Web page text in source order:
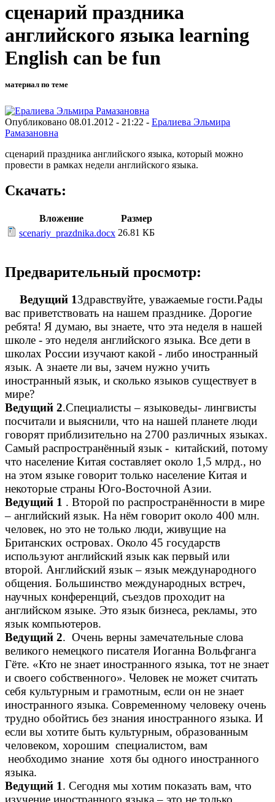
сценарий праздника
английского языка learning
English can be fun
материал по теме
Опубликовано 08.01.2012 - 21:22 - Ералиева Эльмира
Рамазановна
сценарий праздника английского языка, который можно
провести в рамках недели английского языка.
Скачать:
Вложение
Размер
scenariy_prazdnika.docx 26.81 КБ
Предварительный просмотр:
Ведущий 1Здравствуйте, уважаемые гости.Рады
вас приветствовать на нашем празднике. Дорогие
ребята! Я думаю, вы знаете, что эта неделя в нашей
школе - это неделя английского языка. Все дети в
школах России изучают какой - либо иностранный
язык. А знаете ли вы, зачем нужно учить
иностранный язык, и сколько языков существует в
мире?
Ведущий 2.Специалисты – языковеды- лингвисты
посчитали и выяснили, что на нашей планете люди
говорят приблизительно на 2700 различных языках.
Самый распространённый язык - китайский, потому
что население Китая составляет около 1,5 млрд., но
на этом языке говорит только население Китая и
некоторые страны Юго-Восточной Азии.
Ведущий 1 . Второй по распространённости в мире
– английский язык. На нём говорит около 400 млн.
человек, но это не только люди, живущие на
Британских островах. Около 45 государств
используют английский язык как первый или
второй. Английский язык – язык международного
общения. Большинство международных встреч,
научных конференций, съездов проходит на
английском языке. Это язык бизнеса, рекламы, это
язык компьютеров.
Ведущий 2. Очень верны замечательные слова
великого немецкого писателя Иоганна Вольфганга
Гёте. «Кто не знает иностранного языка, тот не знает
и своего собственного». Человек не может считать
себя культурным и грамотным, если он не знает
иностранного языка. Современному человеку очень
трудно обойтись без знания иностранного языка. И
если вы хотите быть культурным, образованным
человеком, хорошим специалистом, вам
необходимо знание хотя бы одного иностранного
языка.
Ведущий 1. Сегодня мы хотим показать вам, что
изучение иностранного языка – это не только